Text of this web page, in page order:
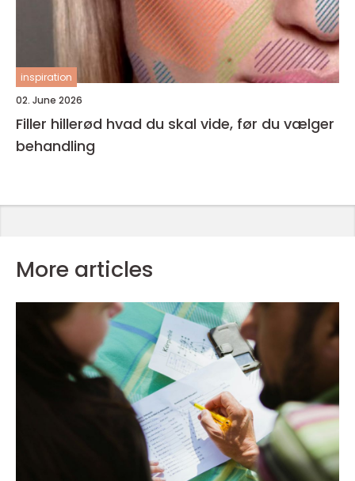
inspiration
02. June 2026
Filler hillerød hvad du skal vide, før du vælger
behandling
More articles